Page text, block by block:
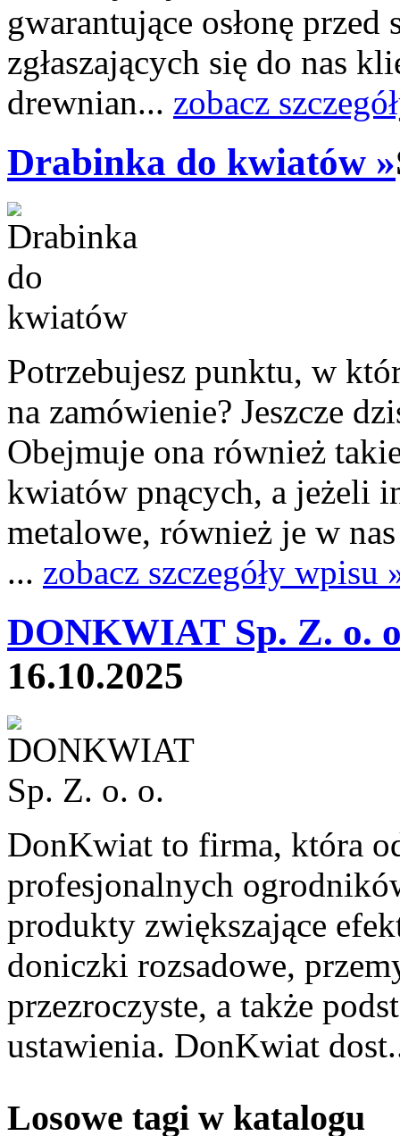
gwarantujące osłonę
zgłaszających się do nas
drewnian... zobacz
Drabinka do kwiatów »
Potrzebujesz punktu, w
na zamówienie? Jeszcze
Obejmuje ona również
kwiatów pnących, a jeżeli
metalowe, również je w
... zobacz szczegóły wpisu
DONKWIAT Sp. Z. o.
16.10.2025
DonKwiat to firma, która
profesjonalnych
produkty zwiększające
doniczki rozsadowe,
przezroczyste, a także
ustawienia. DonKwiat
Losowe tagi w katalogu